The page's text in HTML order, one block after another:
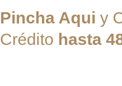
Pincha Aqui y
Crédito hasta